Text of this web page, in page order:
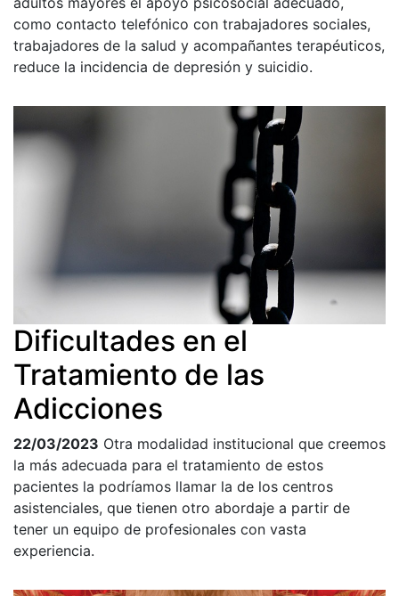
como contacto telefónico con trabajadores sociales,
trabajadores de la salud y acompañantes terapéuticos,
reduce la incidencia de depresión y suicidio.
Dificultades en el
Tratamiento de las
Adicciones
22/03/2023 Otra modalidad institucional que creemos
la más adecuada para el tratamiento de estos
pacientes la podríamos llamar la de los centros
asistenciales, que tienen otro abordaje a partir de
tener un equipo de profesionales con vasta
experiencia.